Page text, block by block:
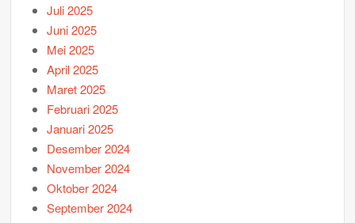
Juli 2025
Juni 2025
Mei 2025
April 2025
Maret 2025
Februari 2025
Januari 2025
Desember 2024
November 2024
Oktober 2024
September 2024